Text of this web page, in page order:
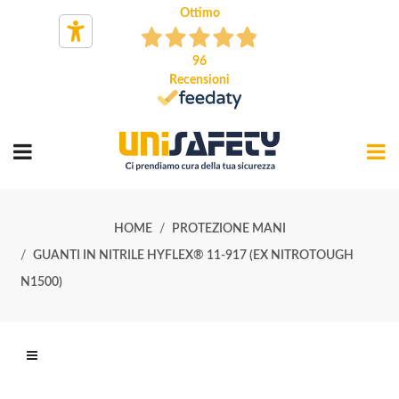
Ottimo
96
Recensioni
HOME PROTEZIONE MANI
GUANTI IN NITRILE HYFLEX® 11-917 (EX NITROTOUGH
N1500)